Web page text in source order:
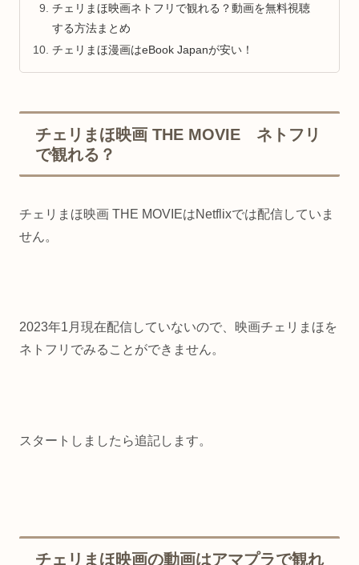
チェリまほ映画ネトフリで観れる？動画を無料視聴
する方法まとめ
チェリまほ漫画はeBook Japanが安い！
チェリまほ映画 THE MOVIE ネトフリ
で観れる？
チェリまほ映画 THE MOVIEはNetflixでは配信していま
せん。
2023年1月現在配信していないので、映画チェリまほを
ネトフリでみることができません。
スタートしましたら追記します。
チェリまほ映画の動画はアマプラで観れ